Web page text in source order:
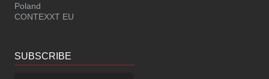
Poland
CONTEXXT EU
SUBSCRIBE